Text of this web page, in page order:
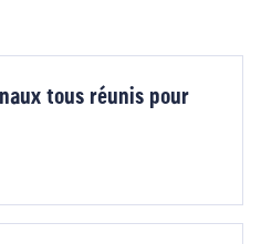
tous réunis pour